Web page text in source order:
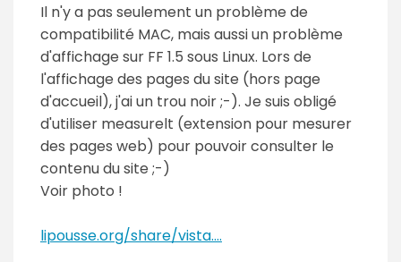
Il n'y a pas seulement un problème de
compatibilité MAC, mais aussi un problème
d'affichage sur FF 1.5 sous Linux. Lors de
l'affichage des pages du site (hors page
d'accueil), j'ai un trou noir ;-). Je suis obligé
d'utiliser measurelt (extension pour mesurer
des pages web) pour pouvoir consulter le
contenu du site ;-)
Voir photo !
lipousse.org/share/vista....